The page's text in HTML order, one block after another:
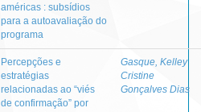
américas : subsídios
para a autoavaliação do
programa
Percepções e
estratégias
relacionadas ao “viés
de confirmação” por
Gasque, Kelley
Cristine
Gonçalves Dias